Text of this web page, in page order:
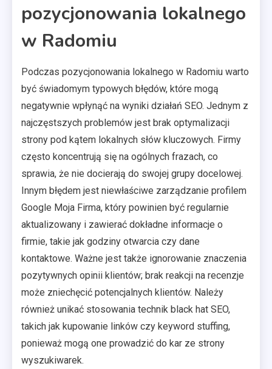
pozycjonowania lokalnego
w Radomiu
Podczas pozycjonowania lokalnego w Radomiu warto
być świadomym typowych błędów, które mogą
negatywnie wpłynąć na wyniki działań SEO. Jednym z
najczęstszych problemów jest brak optymalizacji
strony pod kątem lokalnych słów kluczowych. Firmy
często koncentrują się na ogólnych frazach, co
sprawia, że nie docierają do swojej grupy docelowej.
Innym błędem jest niewłaściwe zarządzanie profilem
Google Moja Firma, który powinien być regularnie
aktualizowany i zawierać dokładne informacje o
firmie, takie jak godziny otwarcia czy dane
kontaktowe. Ważne jest także ignorowanie znaczenia
pozytywnych opinii klientów; brak reakcji na recenzje
może zniechęcić potencjalnych klientów. Należy
również unikać stosowania technik black hat SEO,
takich jak kupowanie linków czy keyword stuffing,
ponieważ mogą one prowadzić do kar ze strony
wyszukiwarek.